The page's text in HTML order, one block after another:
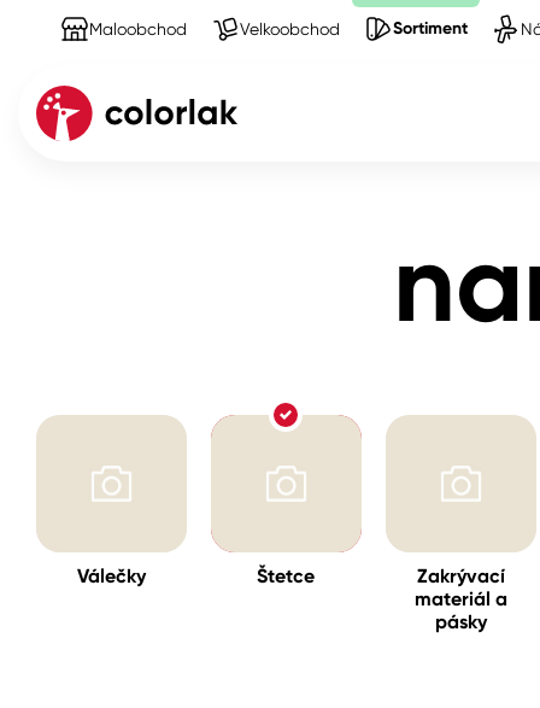
Maloobchod Velkoobchod Sortiment
Plast, sklo, keramika
Stěny
Válečky Štetce
Zakrývací
materiál a
pásky